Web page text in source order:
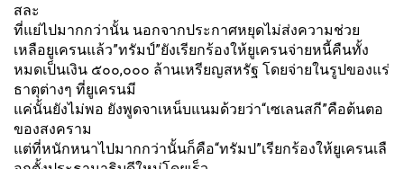
สละ
ที่แย่ไปมากกว่านั้น นอกจากประกาศหยุดไม่ส่งความช่วย
เหลือยูเครนแล้ว”ทรัมป์”ยังเรียกร้องให้ยูเครนจ่ายหนี้คืนทั้ง
หมดเป็นเงิน ๕๐๐,๐๐๐ ล้านเหรียญสหรัฐ โดยจ่ายในรูปของแร่
ธาตุต่างๆ ที่ยูเครนมี
แค่นั้นยังไม่พอ ยังพูดจาเหน็บแนมด้วยว่า“เซเลนสกี”คือต้นตอ
ของสงคราม
แต่ที่หนักหนาไปมากกว่านั้นก็คือ“ทรัมป”เรียกร้องให้ยูเครนเลื